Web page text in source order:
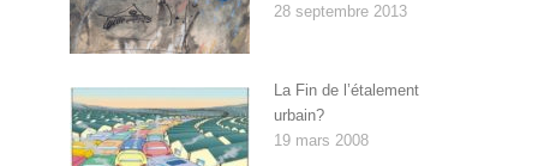
28 septembre 2013
La Fin de l’étalement
urbain?
19 mars 2008